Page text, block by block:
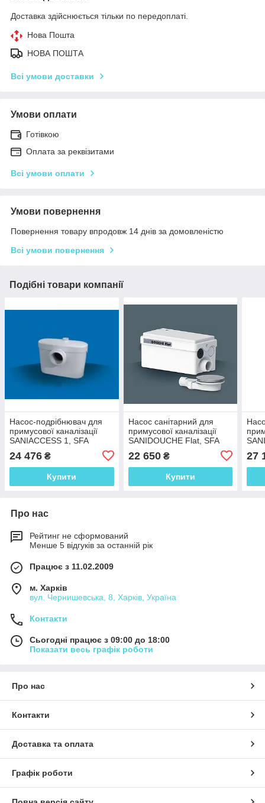
Доставка здійснюється тільки по передоплаті.
Нова Пошта
НОВА ПОШТА
Всі умови доставки
Умови оплати
Готівкою
Оплата за реквізитами
Всі умови оплати
Умови повернення
Повернення товару впродовж 14 днів за домовленістю
Всі умови повернення
Подібні товари компанії
Насос-подрібнювач для
примусової каналізації
SANIACCESS 1, SFA
24 476 ₴
Купити
Насос санітарний для
примусової каналізації
SANIDOUCHE Flat, SFA
22 650₴
Купити
27
Про нас
Рейтинг не сформований
Менше 5 відгуків за останній рік
Працює з 11.02.2009
м. Харків
вул. Чернишевська, 8, Харків, Україна
Контакти
Сьогодні працює з 09:00 до 18:00
Показати весь графік роботи
Про нас
Контакти
Доставка та оплата
Графік роботи